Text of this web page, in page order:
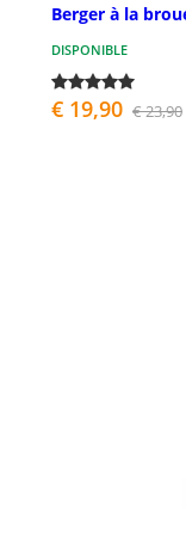
Berger à la
DISPONIBLE
€ 19,90 € 23,90